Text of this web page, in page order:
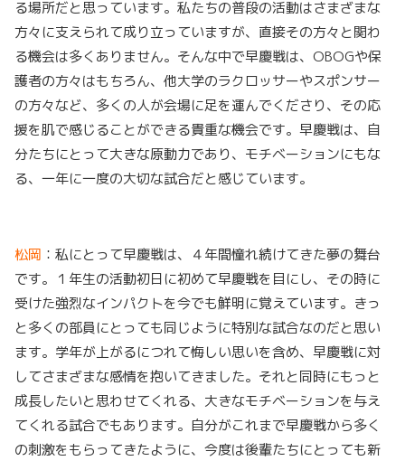
る場所だと思っています。私たちの普段の活動はさまざまな
方々に支えられて成り立っていますが、直接その方々と関わ
る機会は多くありません。そんな中で早慶戦は、OBOGや保
護者の方々はもちろん、他大学のラクロッサーやスポンサー
の方々など、多くの人が会場に足を運んでくださり、その応
援を肌で感じることができる貴重な機会です。早慶戦は、自
分たちにとって大きな原動力であり、モチベーションにもな
る、一年に一度の大切な試合だと感じています。
松岡 ：私にとって早慶戦は、４年間憧れ続けてきた夢の舞台
です。１年生の活動初日に初めて早慶戦を目にし、その時に
受けた強烈なインパクトを今でも鮮明に覚えています。きっ
と多くの部員にとっても同じように特別な試合なのだと思い
ます。学年が上がるにつれて悔しい思いを含め、早慶戦に対
してさまざまな感情を抱いてきました。それと同時にもっと
成長したいと思わせてくれる、大きなモチベーションを与え
てくれる試合でもあります。自分がこれまで早慶戦から多く
の刺激をもらってきたように、今度は後輩たちにとっても新